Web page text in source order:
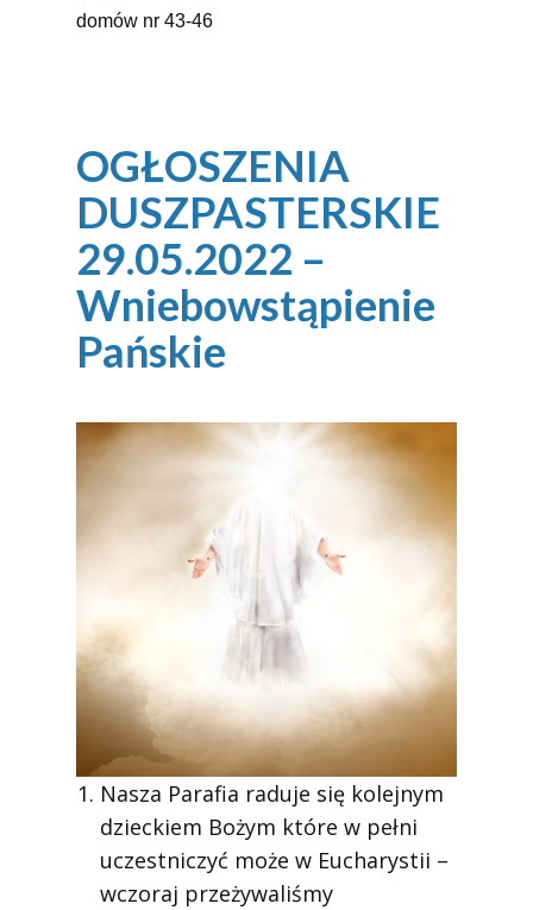
domów nr 43-46
OGŁOSZENIA
DUSZPASTERSKIE
29.05.2022 –
Wniebowstąpienie
Pańskie
Nasza Parafia raduje się kolejnym
dzieckiem Bożym które w pełni
uczestniczyć może w Eucharystii –
wczoraj przeżywaliśmy